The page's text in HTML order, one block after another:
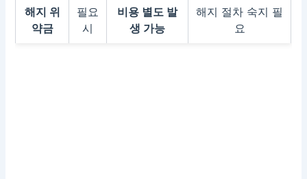
해지 위
약금
필요
시
비용 별도 발
생 가능
해지 절차 숙지 필
요